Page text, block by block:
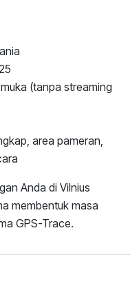
(tanpa streaming
area pameran,
Anda di Vilnius
membentuk masa
GPS-Trace.